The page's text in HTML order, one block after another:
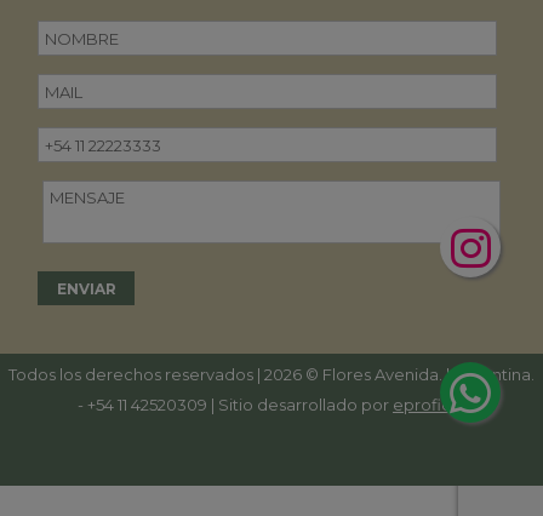
Todos los derechos reservados | 2026 © Flores Avenida. | Argentina.
- +54 11 42520309 | Sitio desarrollado por eproficio